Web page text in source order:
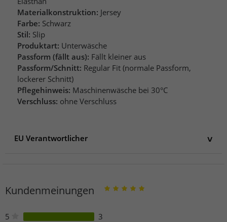
Materialkonstruktion: Jersey
Farbe: Schwarz
Stil: Slip
Produktart: Unterwäsche
Passform (fällt aus): Fällt kleiner aus
Passform/Schnitt: Regular Fit (normale Passform,
lockerer Schnitt)
Pflegehinweis: Maschinenwäsche bei 30°C
Verschluss: ohne Verschluss
EU Verantwortlicher
10152 Torino
customer@kappa.com
Kundenmeinungen
5
3